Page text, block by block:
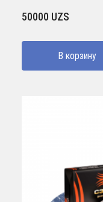
50000 UZS
В корзину